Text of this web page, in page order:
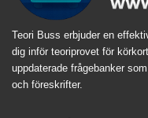
Teori Buss erbjuder en
dig inför teoriprovet för
uppdaterade frågebanker
och föreskrifter.